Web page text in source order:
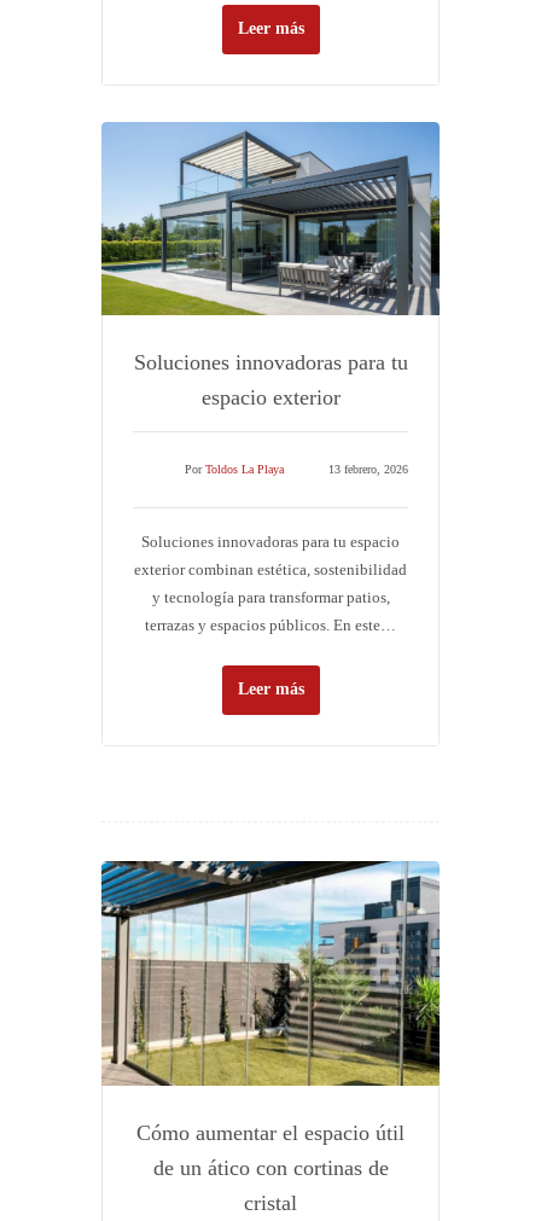
Leer más
Soluciones innovadoras para tu
espacio exterior
PorToldos La Playa 13 febrero, 2026
Soluciones innovadoras para tu espacio
exterior combinan estética, sostenibilidad
y tecnología para transformar patios,
terrazas y espacios públicos. En este…
Leer más
Cómo aumentar el espacio útil
de un ático con cortinas de
cristal